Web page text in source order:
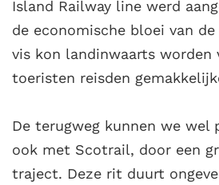
Island Railway line werd
de economische bloei van
vis kon landinwaarts worden
toeristen reisden
De terugweg kunnen we wel
ook met Scotrail, door een
traject. Deze rit duurt